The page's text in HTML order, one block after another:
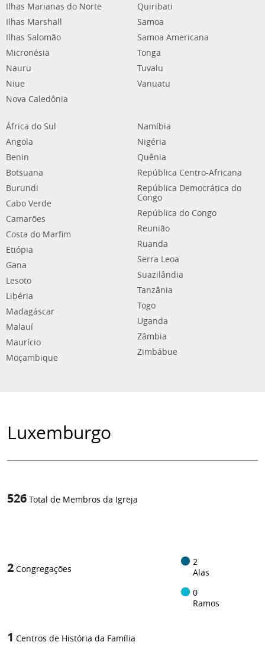
Ilhas Marianas do Norte
Ilhas Marshall
Ilhas Salomão
Micronésia
Nauru
Niue
Nova Caledônia
Quiribati
Samoa
Samoa Americana
Tonga
Tuvalu
Vanuatu
África do Sul
Angola
Benin
Botsuana
Burundi
Cabo Verde
Camarões
Costa do Marfim
Etiópia
Gana
Lesoto
Libéria
Madagáscar
Malauí
Maurício
Moçambique
Namíbia
Nigéria
Quênia
República Centro-Africana
República Democrática do
Congo
República do Congo
Reunião
Ruanda
Serra Leoa
Suazilândia
Tanzânia
Togo
Uganda
Zâmbia
Zimbábue
Luxemburgo
526 Total de Membros da Igreja
2 Congregações
2
Alas
0
Ramos
1 Centros de História da Família